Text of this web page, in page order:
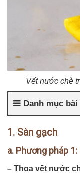
Vết nước chè
Danh mục
1. Sàn gạch
a. Phương pháp
– Thoa vết nước